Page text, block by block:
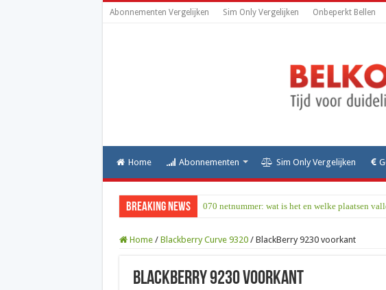
Abonnementen Vergelijken Sim Only Vergelijken Onbeperkt Bellen
Home Abonnementen Sim Only Vergelijken
Breaking News 070 netnummer: wat is het en welke plaatsen
Home / Blackberry Curve 9320 / BlackBerry 9230 voorkant
BlackBerry 9230 voorkant